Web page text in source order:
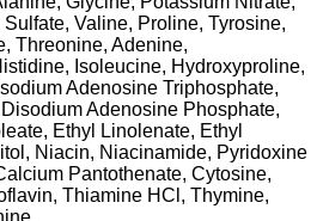
Valine, Proline, Tyrosine,
Threonine, Adenine,
Isoleucine, Hydroxyproline,
Adenosine Triphosphate,
Adenosine Phosphate,
Ethyl Linolenate, Ethyl
Niacin, Niacinamide, Pyridoxine
Pantothenate, Cytosine,
Thiamine HCl, Thymine,